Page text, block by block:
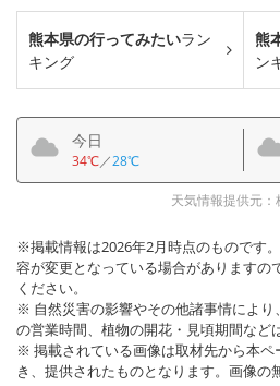
熊本県の行ってみたいラン
キング
熊
ン
今日
34℃／28℃
天気情報提供元
※掲載情報は2026年2月時点のものです
容が変更となっている場合がありますの
ください。
※ 自然災害の影響やその他諸事情によ
の営業時間、植物の開花・見頃期間など
※ 掲載されている画像は取材先から本
き、提供されたものとなります。画像の